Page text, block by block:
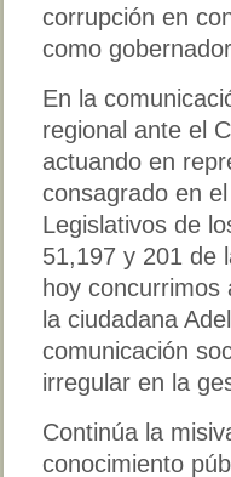
corrupción en
como
En la
regional ante el
actuando en
consagrado en
Legislativos de
51,197 y 201 de
hoy concurrimos
la ciudadana
comunicación
irregular en la
Continúa la
conocimiento